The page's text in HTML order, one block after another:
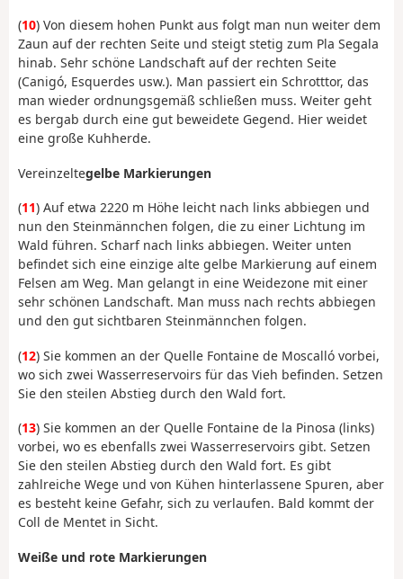
(10) Von diesem hohen Punkt aus folgt man nun weiter dem
Zaun auf der rechten Seite und steigt stetig zum Pla Segala
hinab. Sehr schöne Landschaft auf der rechten Seite
(Canigó, Esquerdes usw.). Man passiert ein Schrotttor, das
man wieder ordnungsgemäß schließen muss. Weiter geht
es bergab durch eine gut beweidete Gegend. Hier weidet
eine große Kuhherde.
Vereinzeltegelbe Markierungen
(11) Auf etwa 2220 m Höhe leicht nach links abbiegen und
nun den Steinmännchen folgen, die zu einer Lichtung im
Wald führen. Scharf nach links abbiegen. Weiter unten
befindet sich eine einzige alte gelbe Markierung auf einem
Felsen am Weg. Man gelangt in eine Weidezone mit einer
sehr schönen Landschaft. Man muss nach rechts abbiegen
und den gut sichtbaren Steinmännchen folgen.
(12) Sie kommen an der Quelle Fontaine de Moscalló vorbei,
wo sich zwei Wasserreservoirs für das Vieh befinden. Setzen
Sie den steilen Abstieg durch den Wald fort.
(13) Sie kommen an der Quelle Fontaine de la Pinosa (links)
vorbei, wo es ebenfalls zwei Wasserreservoirs gibt. Setzen
Sie den steilen Abstieg durch den Wald fort. Es gibt
zahlreiche Wege und von Kühen hinterlassene Spuren, aber
es besteht keine Gefahr, sich zu verlaufen. Bald kommt der
Coll de Mentet in Sicht.
Weiße und rote Markierungen